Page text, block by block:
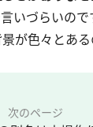
いづらいの
が色々とあ
次のページ